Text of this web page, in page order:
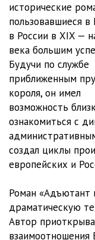
010
011
012
013
014
015
016
018
019
исторические
пользовавшиеся в
в России в XIX —
века большим
Будучи по службе
приближенным
короля, он имел
возможность
ознакомиться с
создал циклы
европейских и
Роман «Адъютант
драматическую
Автор
взаимоотношения